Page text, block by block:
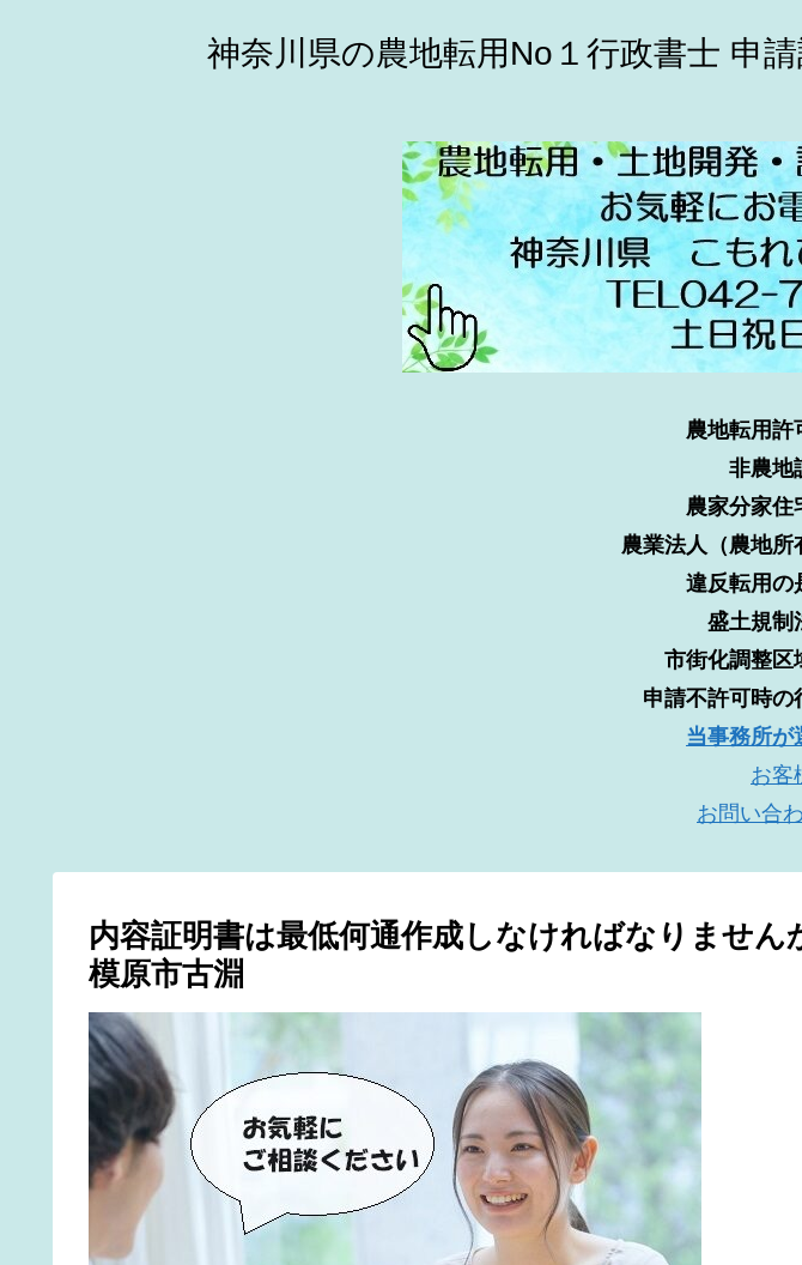
神奈川県の農地転用No１行政書士 申
農地転用許
非農地
農家分家住
農業法人（農地
違反転用の
盛土規制
市街化調整区
申請不許可時の
当事務所が
お客
お問い合
内容証明書は最低何通作成しなければなりませ
模原市古淵